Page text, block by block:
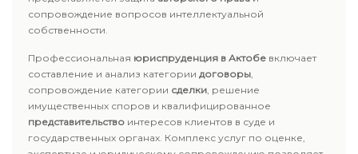
сопровождение вопросов интеллектуальной
собственности.
Профессиональная юриспруденция в Актобе включает
составление и анализ категории договоры,
сопровождение категории сделки, решение
имущественных споров и квалифицированное
представительство интересов клиентов в суде и
государственных органах. Комплекс услуг по оценке,